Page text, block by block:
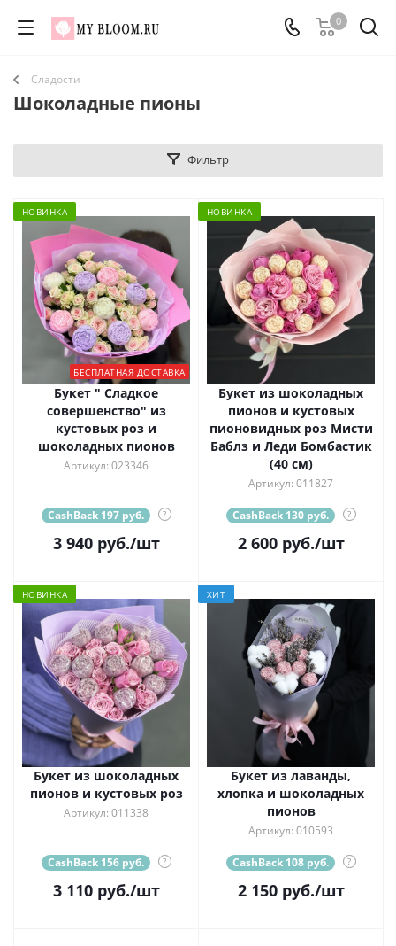
0
Сладости
Шоколадные пионы
Фильтр
НОВИНКА
БЕСПЛАТНАЯ ДОСТАВКА
Букет " Сладкое
совершенство" из
кустовых роз и
шоколадных пионов
Артикул: 023346
CashBack 197 руб. ?
3 940руб./шт
НОВИНКА
Букет из шоколадных
пионов и кустовых
пионовидных роз Мисти
Баблз и Леди Бомбастик
(40 см)
Артикул: 011827
CashBack 130 руб. ?
2 600руб./шт
НОВИНКА
Букет из шоколадных
пионов и кустовых роз
Артикул: 011338
CashBack 156 руб. ?
3 110руб./шт
ХИТ
Букет из лаванды,
хлопка и шоколадных
пионов
Артикул: 010593
CashBack 108 руб. ?
2 150руб./шт